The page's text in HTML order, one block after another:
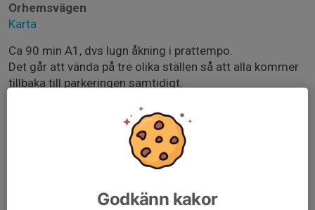
Orhemsvägen
Karta
Ca 90 min A1, dvs lugn åkning i prattempo.
Det går att vända på tre olika ställen så att alla kommer
tillbaka till parkeringen samtidigt.
Det är bara att dyka upp utan föranmälan och det är inte
alltid det är någon som "håller i" rundan på plats. De som
i e-postlista med de som brukar vara med. Maila honom
Godkänn kakor